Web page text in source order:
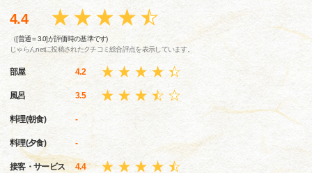
4.4
（[普通＝3.0]が評価時の基準です)
じゃらんnetに投稿されたクチコミ総合評点を表示しています。
部屋 4.2
風呂 3.5
料理(朝食) -
料理(夕食) -
接客・サービス 4.4